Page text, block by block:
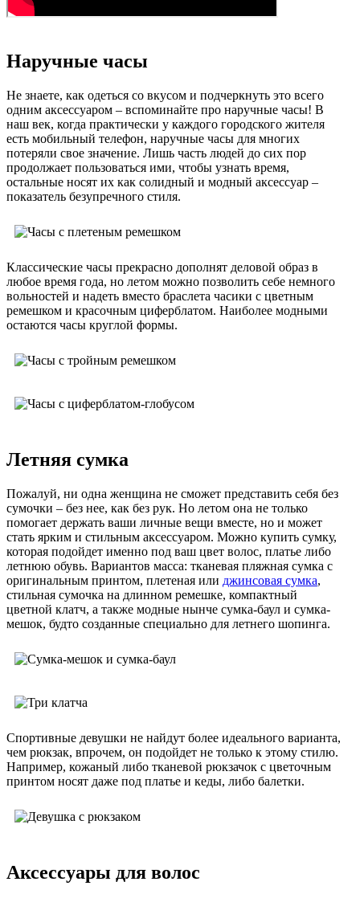
Наручные часы
Не знаете, как одеться со вкусом и подчеркнуть это всего
одним аксессуаром – вспоминайте про наручные часы! В
наш век, когда практически у каждого городского жителя
есть мобильный телефон, наручные часы для многих
потеряли свое значение. Лишь часть людей до сих пор
продолжает пользоваться ими, чтобы узнать время,
остальные носят их как солидный и модный аксессуар –
показатель безупречного стиля.
Классические часы прекрасно дополнят деловой образ в
любое время года, но летом можно позволить себе немного
вольностей и надеть вместо браслета часики с цветным
ремешком и красочным циферблатом. Наиболее модными
остаются часы круглой формы.
Летняя сумка
Пожалуй, ни одна женщина не сможет представить себя без
сумочки – без нее, как без рук. Но летом она не только
помогает держать ваши личные вещи вместе, но и может
стать ярким и стильным аксессуаром. Можно купить сумку,
которая подойдет именно под ваш цвет волос, платье либо
летнюю обувь. Вариантов масса: тканевая пляжная сумка с
оригинальным принтом, плетеная или джинсовая сумка,
стильная сумочка на длинном ремешке, компактный
цветной клатч, а также модные нынче сумка-баул и сумка-
мешок, будто созданные специально для летнего шопинга.
Спортивные девушки не найдут более идеального варианта,
чем рюкзак, впрочем, он подойдет не только к этому стилю.
Например, кожаный либо тканевой рюкзачок с цветочным
принтом носят даже под платье и кеды, либо балетки.
Аксессуары для волос